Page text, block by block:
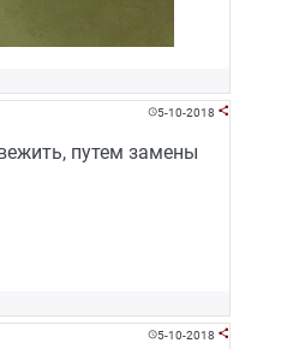
5-10-2018 
путем замены
5-10-2018 